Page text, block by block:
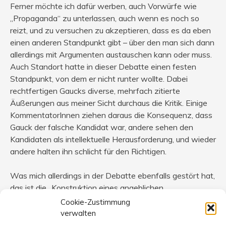
Cookie-Zustimmung
verwalten
Ferner möchte ich dafür werben, auch Vorwürfe wie
„Propaganda“ zu unterlassen, auch wenn es noch so
reizt, und zu versuchen zu akzeptieren, dass es da eben
einen anderen Standpunkt gibt – über den man sich dann
allerdings mit Argumenten austauschen kann oder muss.
Auch Standort hatte in dieser Debatte einen festen
Standpunkt, von dem er nicht runter wollte. Dabei
rechtfertigen Gaucks diverse, mehrfach zitierte
Äußerungen aus meiner Sicht durchaus die Kritik. Einige
KommentatorInnen ziehen daraus die Konsequenz, dass
Gauck der falsche Kandidat war, andere sehen den
Kandidaten als intellektuelle Herausforderung, und wieder
andere halten ihn schlicht für den Richtigen.
Was mich allerdings in der Debatte ebenfalls gestört hat,
das ist die „Konstruktion eines angeblichen
Mainstreams“, wie Standort es ausdrückt. Dieser
Mainstream wird gern in Blogs behauptet, die relativ weit